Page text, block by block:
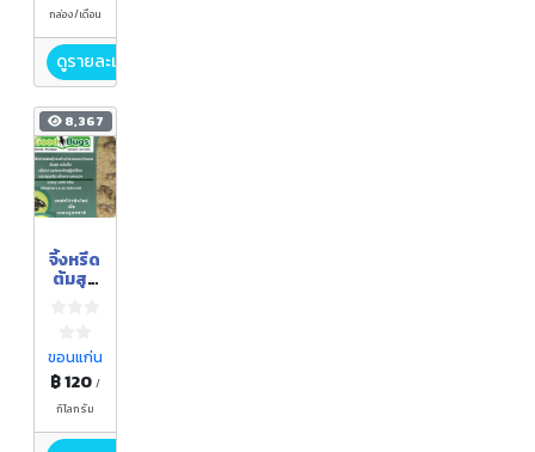
กล่อง/เดือน
ดูรายละเอียด
8,367
จิ้งหรีด
ต้มสุก
ขอนแก่น
฿ 120 /
กิโลกรัม